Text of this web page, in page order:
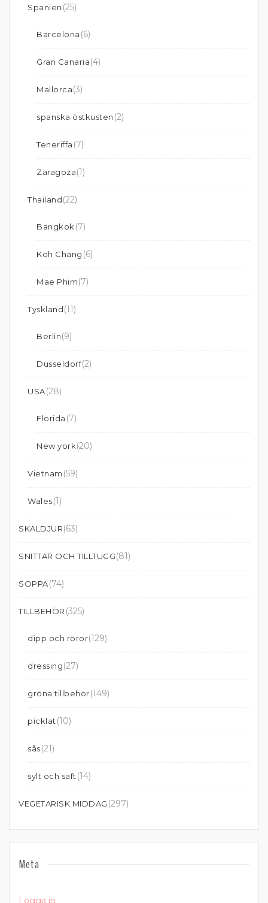
Spanien (25)
Barcelona (6)
Gran Canaria(4)
Mallorca(3)
spanska östkusten (2)
Teneriffa (7)
Zaragoza(1)
Thailand(22)
Bangkok (7)
Koh Chang (6)
Mae Phim(7)
Tyskland(11)
Berlin(9)
Dusseldorf(2)
USA(28)
Florida (7)
New york(20)
Vietnam (59)
Wales(1)
SKALDJUR(63)
SNITTAR OCH TILLTUGG(81)
SOPPA(74)
TILLBEHÖR (325)
dipp och röror(129)
dressing(27)
gröna tillbehör(149)
picklat (10)
sås(21)
sylt och saft (14)
VEGETARISK MIDDAG (297)
Meta
Logga in